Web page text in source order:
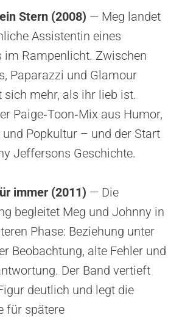
Stern (2008) — Meg landet
Assistentin eines
im Rampenlicht. Zwischen
Paparazzi und Glamour
sich mehr, als ihr lieb ist.
Paige‑Toon‑Mix aus Humor,
Popkultur – und der Start
Jeffersons Geschichte.
immer (2011) — Die
begleitet Meg und Johnny in
Phase: Beziehung unter
Beobachtung, alte Fehler und
Der Band vertieft
deutlich und legt die
für spätere